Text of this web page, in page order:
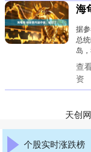
据
总
岛
国
龟
查
资
天创
个股实时涨跌榜